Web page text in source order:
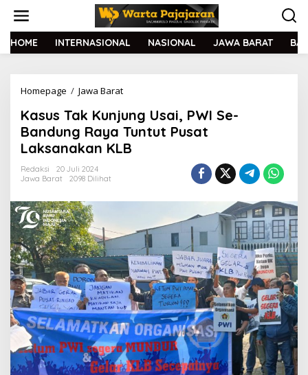
t
HOME INTERNASIONAL NASIONAL JAWA BARAT
Homepage / Jawa Barat
s
u
s
T
u
u
n
g
U
s
a
i
,
P
W
I
Kasus Tak Kunjung Usai, PWI Se-
Bandung Raya Tuntut Pusat
Laksanakan KLB
Redaksi
20 Juli 2024
Jawa Barat
2098 Dilihat